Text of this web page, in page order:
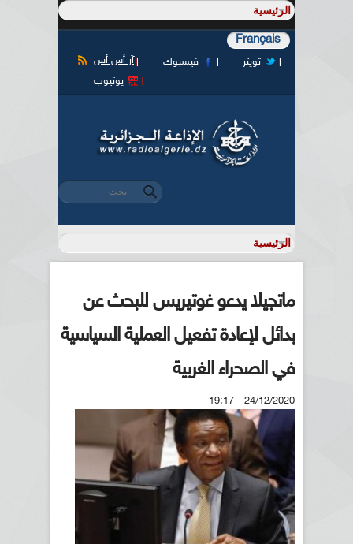
Français
آر أس أس فيسبوك
تويتر
يوتيوب
استمارة البحث
‏بحث ‏
ماتجيلا يدعو غوتيريس للبحث عن
بدائل لإعادة تفعيل العملية السياسية
في الصحراء الغربية
24/12/2020 - 19:17